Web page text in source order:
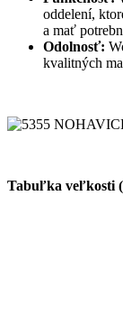
oddelení,
a mať
Odolnosť:
kvalitných
Tabuľka veľkosti